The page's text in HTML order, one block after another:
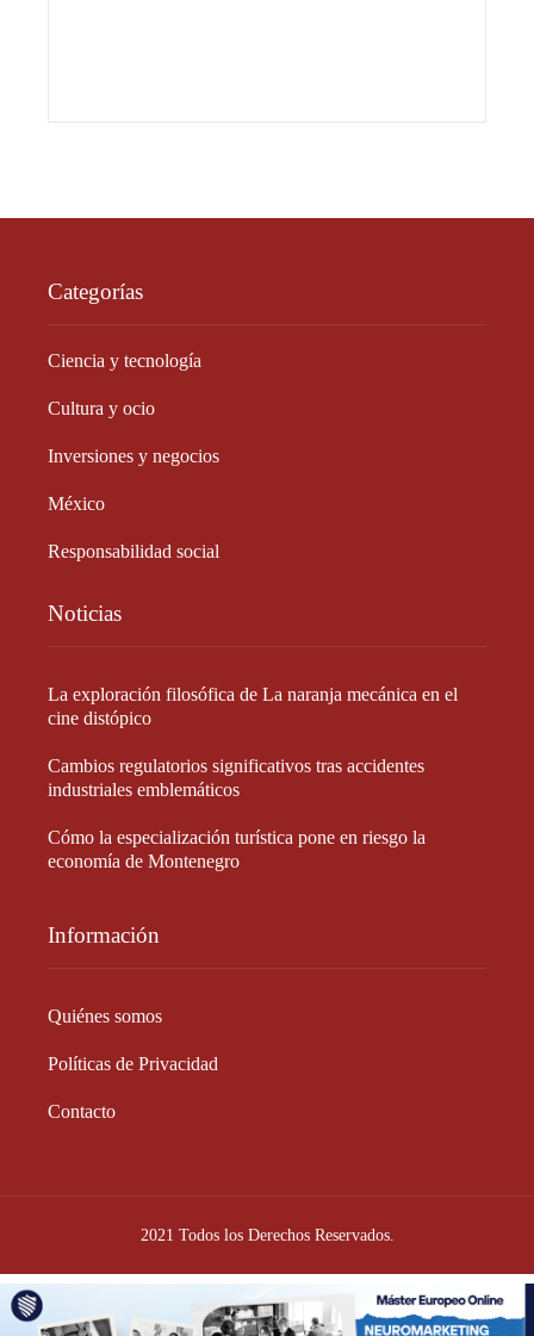
Categorías
Ciencia y tecnología
Cultura y ocio
Inversiones y negocios
México
Responsabilidad social
Noticias
La exploración filosófica de La naranja mecánica en el
cine distópico
Cambios regulatorios significativos tras accidentes
industriales emblemáticos
Cómo la especialización turística pone en riesgo la
economía de Montenegro
Información
Quiénes somos
Políticas de Privacidad
Contacto
2021 Todos los Derechos Reservados.